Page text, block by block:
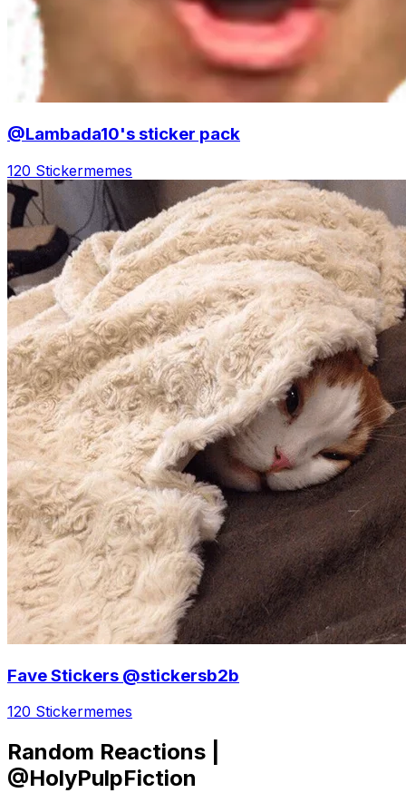
@Lambada10's sticker pack
120 Stickermemes
Fave Stickers @stickersb2b
120 Stickermemes
Random Reactions |
@HolyPulpFiction